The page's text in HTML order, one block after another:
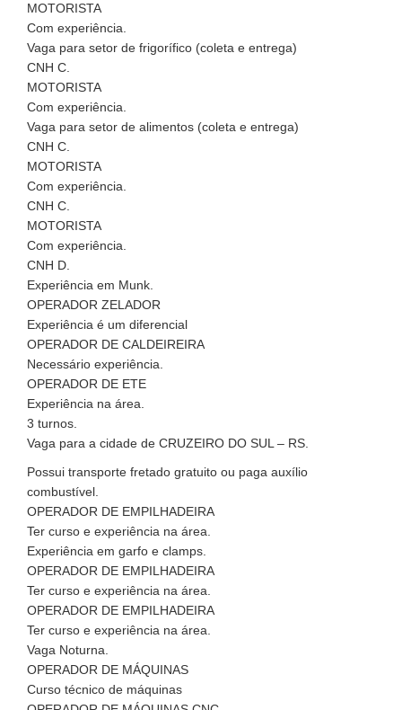
MOTORISTA
Com experiência.
Vaga para setor de frigorífico (coleta e entrega)
CNH C.
MOTORISTA
Com experiência.
Vaga para setor de alimentos (coleta e entrega)
CNH C.
MOTORISTA
Com experiência.
CNH C.
MOTORISTA
Com experiência.
CNH D.
Experiência em Munk.
OPERADOR ZELADOR
Experiência é um diferencial
OPERADOR DE CALDEIREIRA
Necessário experiência.
OPERADOR DE ETE
Experiência na área.
3 turnos.
Vaga para a cidade de CRUZEIRO DO SUL – RS.
Possui transporte fretado gratuito ou paga auxílio
combustível.
OPERADOR DE EMPILHADEIRA
Ter curso e experiência na área.
Experiência em garfo e clamps.
OPERADOR DE EMPILHADEIRA
Ter curso e experiência na área.
OPERADOR DE EMPILHADEIRA
Ter curso e experiência na área.
Vaga Noturna.
OPERADOR DE MÁQUINAS
Curso técnico de máquinas